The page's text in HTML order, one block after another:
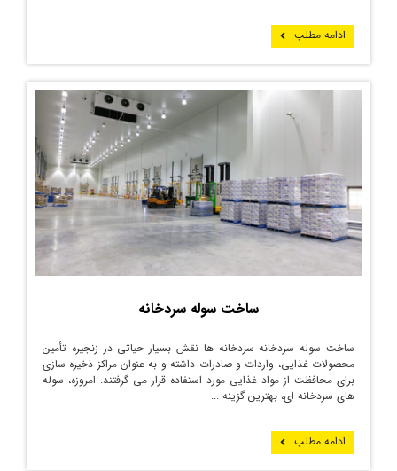
ادامه مطلب
ساخت سوله سردخانه
ساخت سوله سردخانه سردخانه ‌ها نقش بسیار حیاتی در زنجیره تأمین
محصولات غذایی، واردات و صادرات داشته و به عنوان مراکز ذخیره ‌سازی
برای محافظت از مواد غذایی مورد استفاده قرار می گرفتند. امروزه، سوله
های سردخانه ای، بهترین گزینه ...
ادامه مطلب